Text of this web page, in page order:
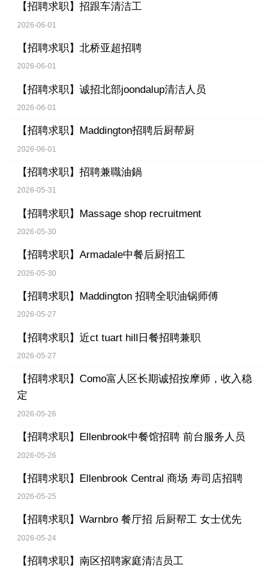
【招聘求职】 招跟车清洁工
2026-06-01
【招聘求职】 北桥亚超招聘
2026-06-01
【招聘求职】 诚招北部joondalup清洁人员
2026-06-01
【招聘求职】 Maddington招聘后厨帮厨
2026-06-01
【招聘求职】 招聘兼職油鍋
2026-05-31
【招聘求职】 Massage shop recruitment
2026-05-30
【招聘求职】 Armadale中餐后厨招工
2026-05-30
【招聘求职】 Maddington 招聘全职油锅师傅
2026-05-27
【招聘求职】 近ct tuart hill日餐招聘兼职
2026-05-27
【招聘求职】 Como富人区长期诚招按摩师，收入稳
定
2026-05-26
【招聘求职】 Ellenbrook中餐馆招聘 前台服务人员
2026-05-26
【招聘求职】 Ellenbrook Central 商场 寿司店招聘
2026-05-25
【招聘求职】 Warnbro 餐厅招 后厨帮工 女士优先
2026-05-24
【招聘求职】 南区招聘家庭清洁员工